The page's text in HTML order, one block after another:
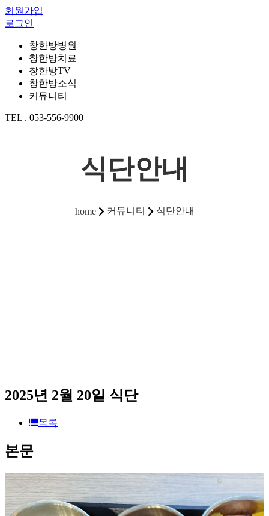
회원가입
로그인
창한방병원
창한방치료
창한방TV
창한방소식
커뮤니티
TEL . 053-556-9900
식단안내
home 커뮤니티 식단안내
2025년 2월 20일 식단
목록
본문